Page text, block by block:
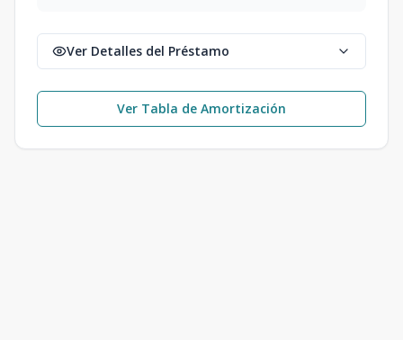
Ver Detalles del Préstamo
Ver Tabla de Amortización